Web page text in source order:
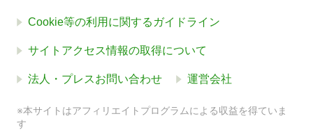
Cookie等の利用に関するガイドライン
サイトアクセス情報の取得について
法人・プレスお問い合わせ 運営会社
※本サイトはアフィリエイトプログラムによる収益を得ていま
す